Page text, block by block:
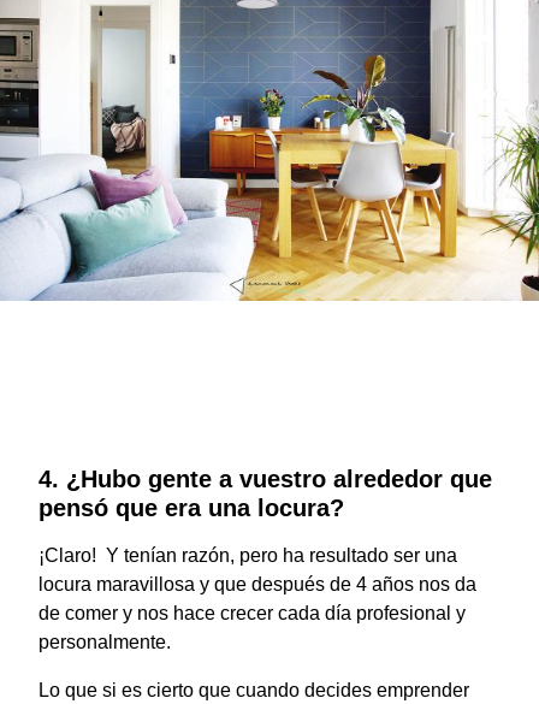
4. ¿Hubo gente a vuestro alrededor que
pensó que era una locura?
¡Claro! Y tenían razón, pero ha resultado ser una
locura maravillosa y que después de 4 años nos da
de comer y nos hace crecer cada día profesional y
personalmente.
Lo que si es cierto que cuando decides emprender